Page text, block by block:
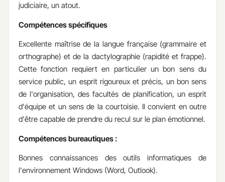
judiciaire, un atout.
Compétences spécifiques
Excellente maîtrise de la langue française (grammaire et
orthographe) et de la dactylographie (rapidité et frappe).
Cette fonction requiert en particulier un bon sens du
service public, un esprit rigoureux et précis, un bon sens
de l'organisation, des facultés de planification, un esprit
d'équipe et un sens de la courtoisie. Il convient en outre
d'être capable de prendre du recul sur le plan émotionnel.
Compétences bureautiques :
Bonnes connaissances des outils informatiques de
l'environnement Windows (Word, Outlook).